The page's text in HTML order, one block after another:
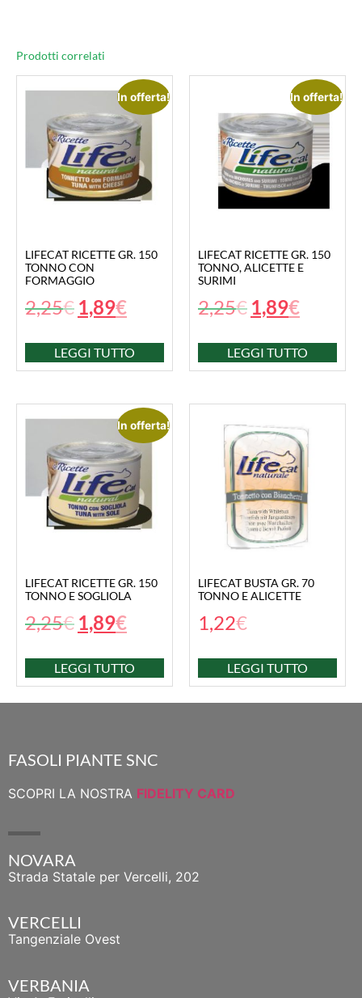
Prodotti correlati
In offerta!
LIFECAT RICETTE GR. 150
TONNO CON
FORMAGGIO
2,25€ 1,89€
LEGGI TUTTO
In offerta!
LIFECAT RICETTE GR. 150
TONNO, ALICETTE E
SURIMI
2,25€ 1,89€
LEGGI TUTTO
In offerta!
LIFECAT RICETTE GR. 150
TONNO E SOGLIOLA
2,25€ 1,89€
LEGGI TUTTO
LIFECAT BUSTA GR. 70
TONNO E ALICETTE
1,22€
LEGGI TUTTO
FASOLI PIANTE SNC
SCOPRI LA NOSTRA FIDELITY CARD
NOVARA
Strada Statale per Vercelli, 202
VERCELLI
Tangenziale Ovest
VERBANIA